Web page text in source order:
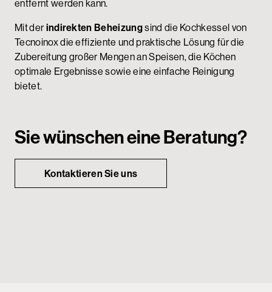
entfernt werden kann.
Mit derindirekten Beheizungsind die Kochkessel von
Tecnoinox die effiziente und praktische Lösung für die
Zubereitung großer Mengen an Speisen, die Köchen
optimale Ergebnisse sowie eine einfache Reinigung
bietet.
Sie wünschen eine Beratung?
Kontaktieren Sie uns